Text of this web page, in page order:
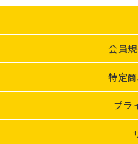
会員
特定
プラ